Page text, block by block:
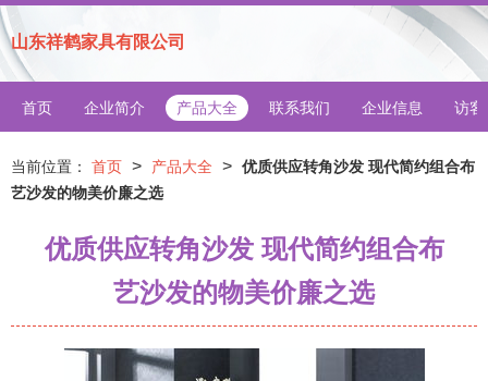
山东祥鹤家具有限公司
首页 企业简介 产品大全 联系我们 企业信息 访客
当前位置： 首页 > 产品大全 > 优质供应转角沙发 现代简约组合布
艺沙发的物美价廉之选
优质供应转角沙发 现代简约组合布
艺沙发的物美价廉之选